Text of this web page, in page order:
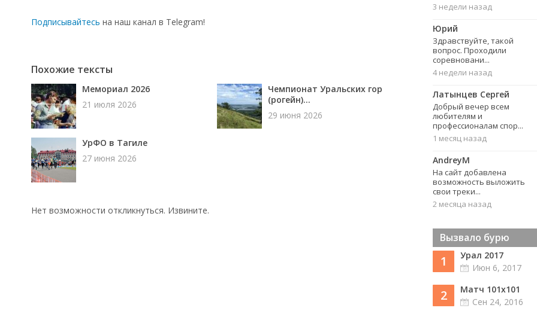
Подписывайтесь на наш канал в Telegram!
Похожие тексты
Мемориал 2026
21 июля 2026
Чемпионат Уральских гор
(рогейн)...
29 июня 2026
УрФО в Тагиле
27 июня 2026
Нет возможности откликнуться. Извините.
3 недели назад
Юрий
Здравствуйте, такой
вопрос. Проходили
соревновани...
4 недели назад
Латынцев Сергей
Добрый вечер всем
любителям и
профессионалам спор...
1 месяц назад
AndreyM
На сайт добавлена
возможность выложить
свои треки...
2 месяца назад
Вызвало бурю
1
Урал 2017
Июн 6, 2017
2
Матч 101х101
Сен 24, 2016